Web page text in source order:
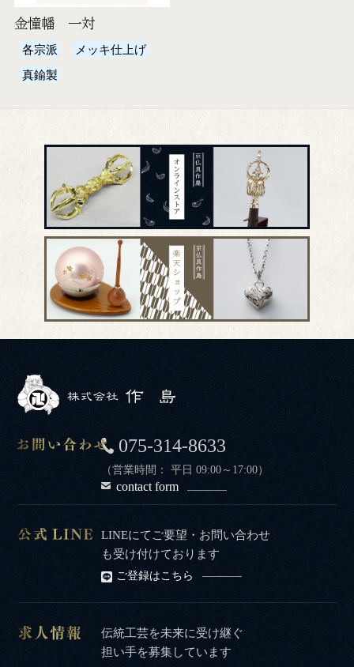
金憧幡 一対
各宗派
メッキ仕上げ
真鍮製
075-314-8633
（営業時間： 平日 09:00～17:00）
contact form
LINEにてご要望・お問い合わせ
も受け付けております
ご登録はこちら
伝統工芸を未来に受け継ぐ
担い手を募集しています